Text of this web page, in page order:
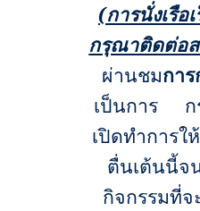
(การนั่งเรือ
กรุณาติดต่อ
ผ่านชมกา
เป็นการ ก
เปิดทำการใ
ตื่นเต้นนี้จ
กิจกรรมที่จ